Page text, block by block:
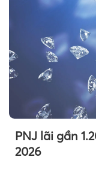
PNJ lãi gần
2026